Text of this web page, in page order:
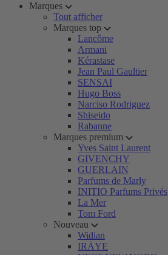
Marques
Tout afficher
Marques top
Lancôme
Armani
Kérastase
Jean Paul Gaultier
SENSAI
Hugo Boss
Narciso Rodriguez
Shiseido
Rabanne
Marques premium
Yves Saint Laurent
GIVENCHY
GUERLAIN
Parfums de Marly
INITIO Parfums Privés
La Mer
Tom Ford
Nouveau
Widian
IRÄYE